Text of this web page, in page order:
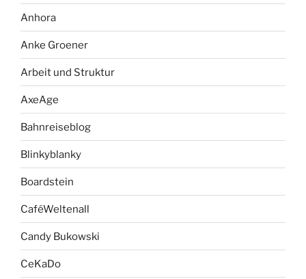
Anhora
Anke Groener
Arbeit und Struktur
AxeAge
Bahnreiseblog
Blinkyblanky
Boardstein
CaféWeltenall
Candy Bukowski
CeKaDo